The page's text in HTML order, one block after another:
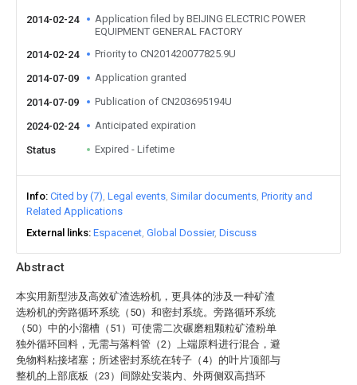
Abstract
本实用新型涉及高效矿渣选粉机，更具体的涉及一种矿渣
选粉机的旁路循环系统（50）和密封系统。旁路循环系统
（50）中的小溜槽（51）可使需二次碾磨粗颗粒矿渣粉单
独外循环回料，无需与落料管（2）上端原料进行混合，避
免物料粘接堵塞；所述密封系统在转子（4）的叶片顶部与
整机的上部底板（23）间隙处安装内、外两侧双高挡环
2014-02-24
Application filed by BEIJING ELECTRIC POWER
EQUIPMENT GENERAL FACTORY
2014-02-24
Priority to CN201420077825.9U
2014-07-09 Application granted
2014-07-09 Publication of CN203695194U
2024-02-24 Anticipated expiration
Status Expired - Lifetime
Info Cited by (7) Legal events Similar documents Priority and
Related Applications
External links Espacenet Global Dossier Discuss